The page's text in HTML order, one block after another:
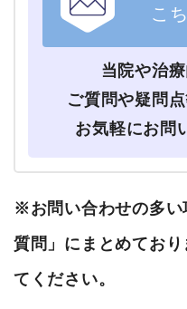
こ
当院や治
ご質問や疑問
お気軽にお問
※お問い合わせの多い
質問」 にまとめてお
てください。